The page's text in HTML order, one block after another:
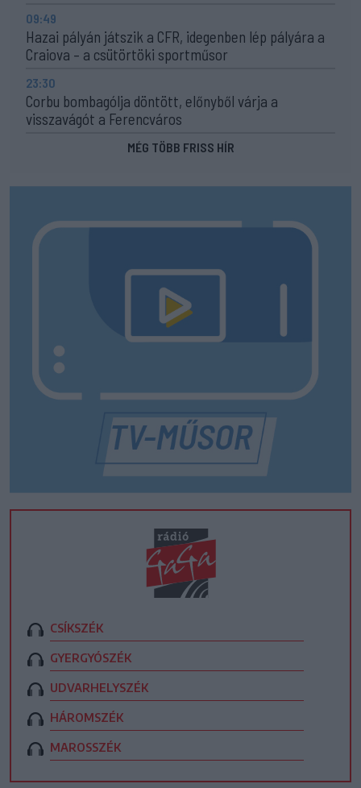
09:49
Hazai pályán játszik a CFR, idegenben lép pályára a
Craiova – a csütörtöki sportműsor
23:30
Corbu bombagólja döntött, előnyből várja a
visszavágót a Ferencváros
MÉG TÖBB FRISS HÍR
CSÍKSZÉK
GYERGYÓSZÉK
UDVARHELYSZÉK
HÁROMSZÉK
MAROSSZÉK